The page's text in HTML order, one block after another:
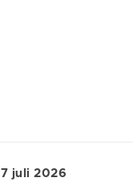
7 juli 2026